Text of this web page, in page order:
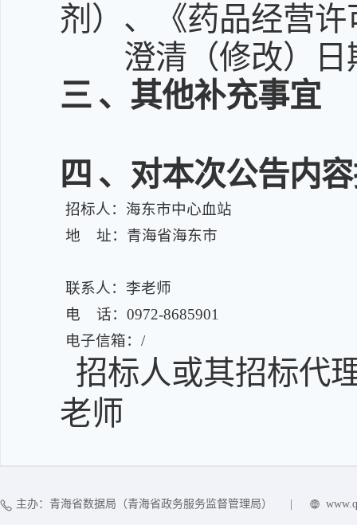
剂）、《药品经营
澄清（修改）日
三 、其他补充事宜
四 、对本次公告内
招标人：海东市中心血站
地 址：青海省海东市
联系人：李老师
电 话：0972-8685901
电子信箱：/
招标人或其招标代
老师
主办：青海省数据局（青海省政务服务监督管理局）